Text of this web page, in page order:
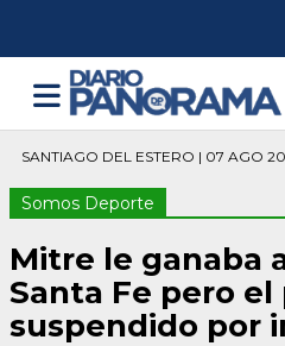
SANTIAGO DEL ESTERO | 07 AGO
Somos Deporte
Mitre le ganaba
Santa Fe pero
suspendido por